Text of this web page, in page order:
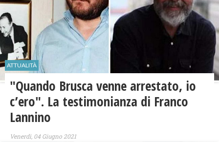
ATTUALITÀ
"​Quando Brusca venne arrestato, io
c’ero". La testimonianza di Franco
Lannino
Venerdì, 04 Giugno 2021